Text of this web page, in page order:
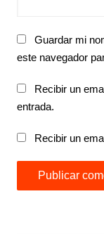
Guardar mi
este navegador
Recibir un
entrada.
Recibir un